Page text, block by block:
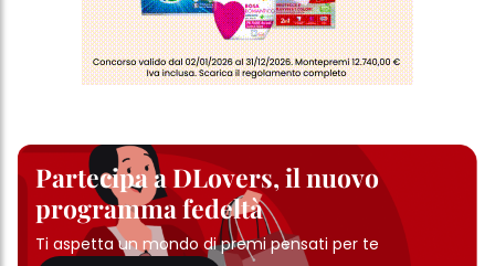
Partecipa a DLovers, il nuovo
programma fedeltà
Ti aspetta un mondo di premi pensati per te